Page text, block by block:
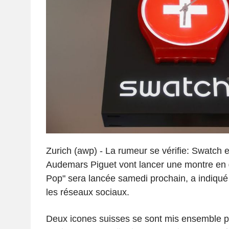
Zurich (awp) - La rumeur se vérifie: Swatch
Audemars Piguet vont lancer une montre
Pop" sera lancée samedi prochain, a
les réseaux sociaux.
Deux icones suisses se sont mis ensemble